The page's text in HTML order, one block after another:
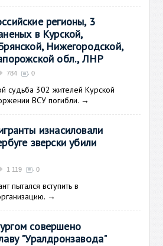
регионы, 3
в Курской,
Нижегородской,
обл., ЛНР
784 0
судьба 302 жителей Курской
ВСУ погибли. →
изнасиловали
зверски убили
1 119 0
пытался вступить в
→
совершено
"Уралдронзавода"